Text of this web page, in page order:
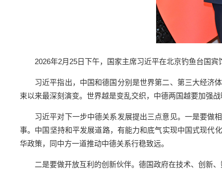
2026年2月25日下午，国家主席习近平在北京钓鱼台国
习近平指出，中国和德国分别是世界第二、第三大经济
束以来最深刻演变。世界越是变乱交织，中德两国越要加强
习近平对下一步中德关系发展提出三点意见。一是要做
事。中国坚持和平发展道路，有能力和底气实现中国式现代
华政策，同中方一道推动中德关系行稳致远。
二是要做开放互利的创新伙伴。德国政府在技术、创新